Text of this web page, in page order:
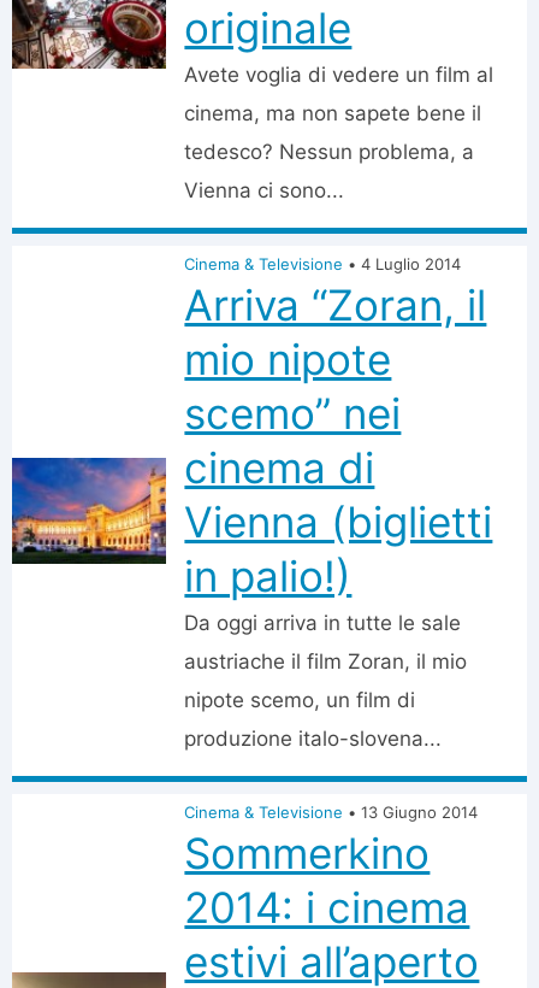
originale
Avete voglia di vedere un film al
cinema, ma non sapete bene il
tedesco? Nessun problema, a
Vienna ci sono...
Cinema & Televisione • 4 Luglio 2014
Arriva “Zoran, il
mio nipote
scemo” nei
cinema di
Vienna (biglietti
in palio!)
Da oggi arriva in tutte le sale
austriache il film Zoran, il mio
nipote scemo, un film di
produzione italo-slovena...
Cinema & Televisione • 13 Giugno 2014
Sommerkino
2014: i cinema
estivi all’aperto